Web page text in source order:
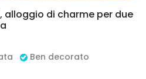
alloggio di charme per due
Ben decorato